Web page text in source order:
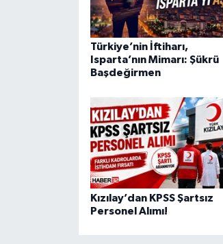
Türkiye’nin İftiharı,
Isparta’nın Mimarı: Şükrü
Başdeğirmen
Kızılay’dan KPSS Şartsız
Personel Alımı!